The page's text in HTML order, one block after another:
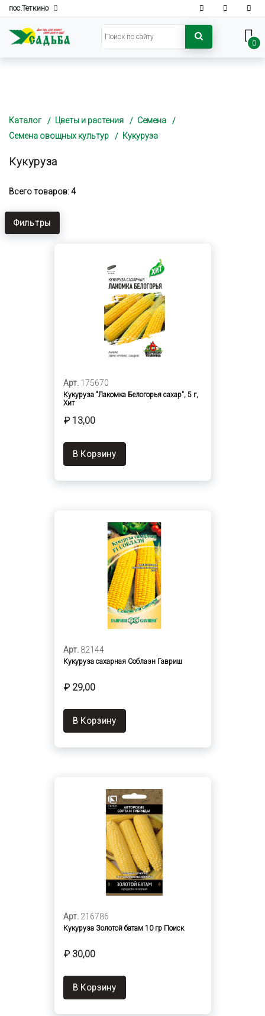
пос.Теткино
0
Каталог Цветы и растения
Семена
Семена овощных культур
Кукуруза
Кукуруза
Всего товаров: 4
Фильтры
Арт. 175670
Кукуруза "Лакомка Белогорья сахар", 5 г,
Хит
₽ 13,00
В Корзину
Арт. 82144
Кукуруза сахарная Соблазн Гавриш
₽ 29,00
В Корзину
Арт. 216786
Кукуруза Золотой батам 10 гр Поиск
₽ 30,00
В Корзину